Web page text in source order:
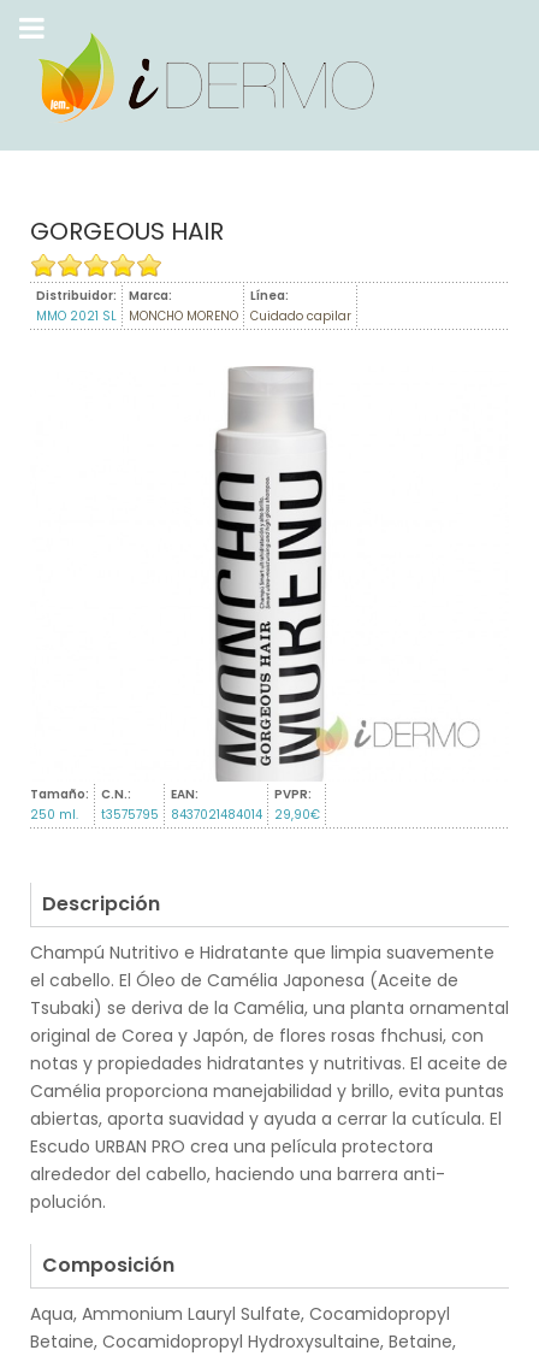
GORGEOUS HAIR
Distribuidor:
MMO 2021 SL
Marca:
MONCHO MORENO
Línea:
Cuidado capilar
Tamaño:
250 ml.
C.N.:
t3575795
EAN:
8437021484014
PVPR:
29,90€
Descripción
Champú Nutritivo e Hidratante que limpia suavemente
el cabello. El Óleo de Camélia Japonesa (Aceite de
Tsubaki) se deriva de la Camélia, una planta ornamental
original de Corea y Japón, de flores rosas fhchusi, con
notas y propiedades hidratantes y nutritivas. El aceite de
Camélia proporciona manejabilidad y brillo, evita puntas
abiertas, aporta suavidad y ayuda a cerrar la cutícula. El
Escudo URBAN PRO crea una película protectora
alrededor del cabello, haciendo una barrera anti-
polución.
Composición
Aqua, Ammonium Lauryl Sulfate, Cocamidopropyl
Betaine, Cocamidopropyl Hydroxysultaine, Betaine,